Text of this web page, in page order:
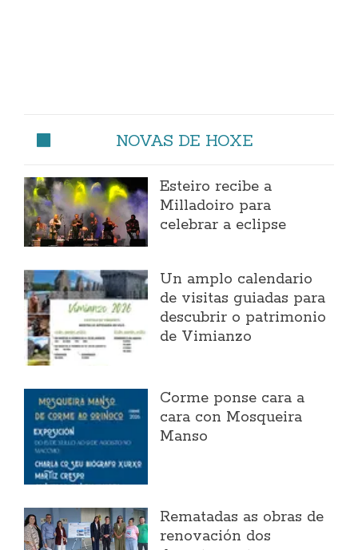
NOVAS DE HOXE
Esteiro recibe a
Milladoiro para
celebrar a eclipse
Un amplo calendario
de visitas guiadas para
descubrir o patrimonio
de Vimianzo
Corme ponse cara a
cara con Mosqueira
Manso
Rematadas as obras de
renovación dos